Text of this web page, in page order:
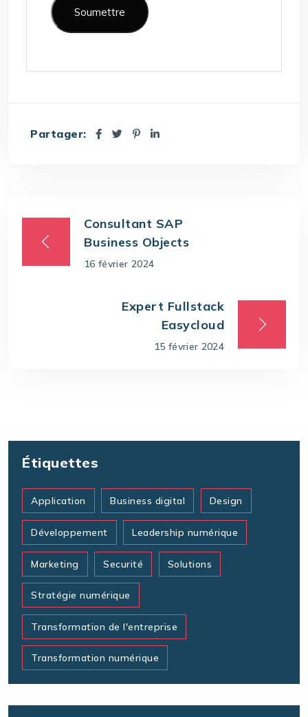
Partager:
Consultant SAP
Business Objects
16 février 2024
Expert Fullstack
Easycloud
15 février 2024
Étiquettes
Application Business digital Design
Développement Leadership numérique
Marketing Securité Solutions
Stratégie numérique
Transformation de l'entreprise
Transformation numérique